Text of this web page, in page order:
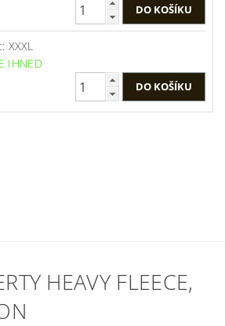
XXXL
IHNED
HEAVY FLEECE,